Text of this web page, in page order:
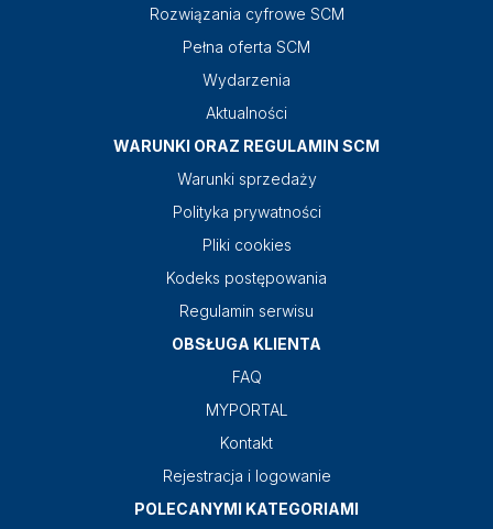
Rozwiązania cyfrowe SCM
Pełna oferta SCM
Wydarzenia
Aktualności
WARUNKI ORAZ REGULAMIN SCM
Warunki sprzedaży
Polityka prywatności
Pliki cookies
Kodeks postępowania
Regulamin serwisu
OBSŁUGA KLIENTA
FAQ
MYPORTAL
Kontakt
Rejestracja i logowanie
POLECANYMI KATEGORIAMI